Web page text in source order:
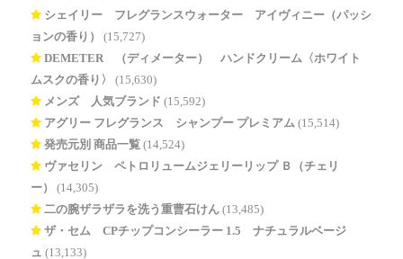
シェイリー フレグランスウォーター アイヴィニー（パッシ
ョンの香り）
(15,727)
DEMETER®（ディメーター） ハンドクリーム〈ホワイト
ムスクの香り〉
(15,630)
メンズ 人気ブランド (15,592)
アグリー フレグランス シャンプー プレミアム (15,514)
発売元別 商品一覧 (14,524)
ヴァセリン ペトロリュームジェリーリップ Ｂ（チェリ
ー）
(14,305)
二の腕ザラザラを洗う重曹石けん (13,485)
ザ・セム CPチップコンシーラー 1.5 ナチュラルベージ
ュ (13,133)